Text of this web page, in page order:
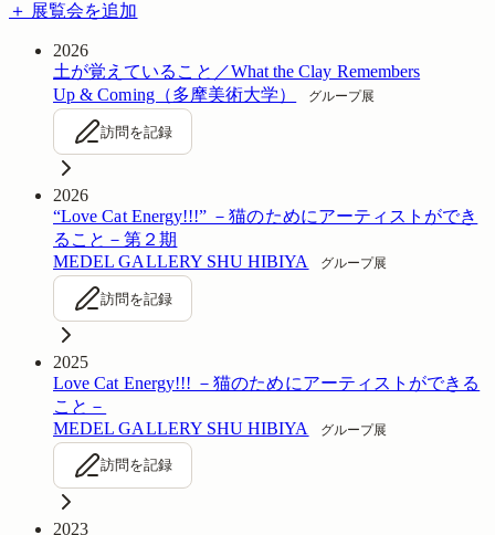
＋ 展覧会を追加
2026
土が覚えていること／What the Clay Remembers
Up & Coming（多摩美術大学）
グループ展
訪問を記録
2026
“Love Cat Energy!!!” －猫のためにアーティストができ
ること－第２期
MEDEL GALLERY SHU HIBIYA
グループ展
訪問を記録
2025
Love Cat Energy!!! －猫のためにアーティストができる
こと－
MEDEL GALLERY SHU HIBIYA
グループ展
訪問を記録
2023